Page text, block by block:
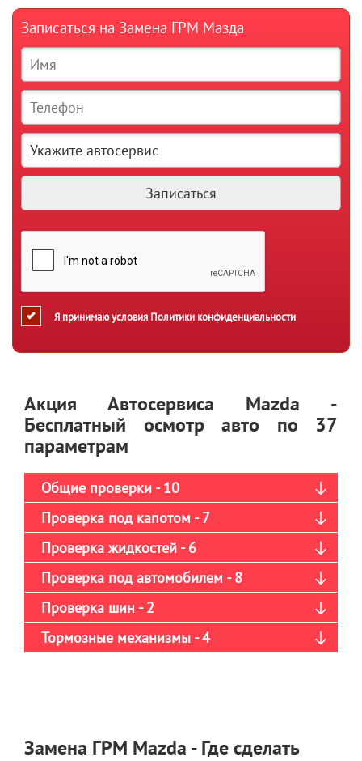
Записаться на Замена ГРМ Мазда
Я принимаю условия Политики конфиденциальности
Акция Автосервиса Mazda -
Бесплатный осмотр авто по 37
параметрам
Общие проверки - 10
Проверка под капотом - 7
Проверка жидкостей - 6
Проверка под автомобилем - 8
Проверка шин - 2
Тормозные механизмы - 4
Замена ГРМ Mazda - Где сделать